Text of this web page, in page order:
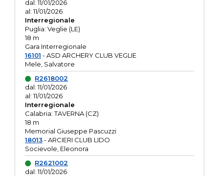
dal: 11/01/2026
al: 11/01/2026
Interregionale
Puglia: Veglie (LE)
18 m
Gara Interregionale
16101 - ASD ARCHERY CLUB VEGLIE
Mele, Salvatore
R2618002
dal: 11/01/2026
al: 11/01/2026
Interregionale
Calabria: TAVERNA (CZ)
18 m
Memorial Giuseppe Pascuzzi
18013- ARCIERI CLUB LIDO
Socievole, Eleonora
R2621002
dal: 11/01/2026